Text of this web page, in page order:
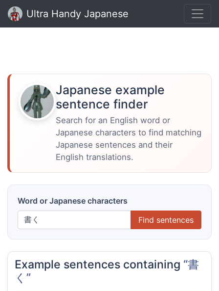
Ultra Handy Japanese
Japanese example
sentence finder
Search for an English word or
Japanese characters to find matching
Japanese sentences and their
English translations.
Word or Japanese characters
Find sentences
Example sentences containing “書
く”